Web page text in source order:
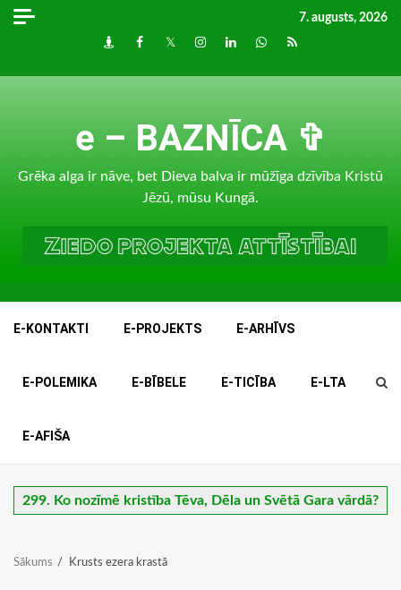
Skip
7. augusts, 2026
DraugiemFacebook
TwitterInstagram
LinkedInwhatsapp
RSS
e – BAZNĪCA ✞
Grēka alga ir nāve, bet Dieva balva ir mūžīga dzīvība Kristū
Jēzū, mūsu Kungā.
E-KONTAKTI E-PROJEKTS E-ARHĪVS
E-POLEMIKA E-BĪBELE E-TICĪBA E-LTA
E-AFIŠA
299. Ko nozīmē kristība Tēva, Dēla un Svētā Gara vārdā?
Sākums Krusts ezera krastā